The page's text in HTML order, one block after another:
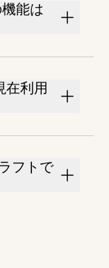
能は
在利用
フトで